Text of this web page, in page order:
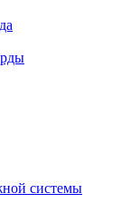
системы